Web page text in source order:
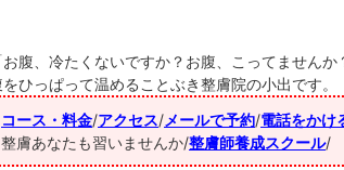
お腹、冷たくないですか？お腹、こってませんか
をひっぱって温めることぶき整膚院の小出です。
コース・料金/アクセス/メールで予約/電話をかけ
整膚あなたも習いませんか/整膚師養成スクール/